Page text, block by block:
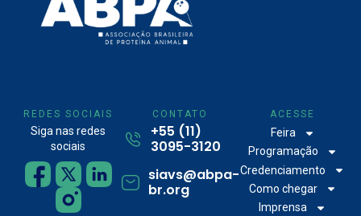
REDES SOCIAIS
Siga nas redes
sociais
CONTATO
+55 (11)
3095-3120
siavs@abpa-
br.org
ACESSE
Feira
Programação
Credenciamento
Como chegar
Imprensa